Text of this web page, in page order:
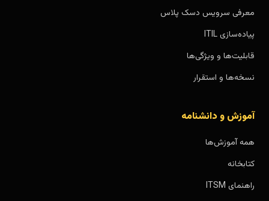
معرفی سرویس دسک پلاس
پیاده‌سازی ITIL
قابلیت‌ها و ویژگی‌ها
نسخه‌ها و استقرار
آموزش و دانشنامه
همه آموزش‌ها
کتابخانه
راهنمای ITSM